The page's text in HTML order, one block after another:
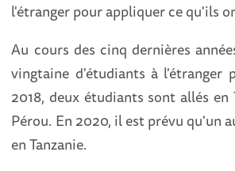
l'étranger pour appliquer ce qu'ils
Au cours des cinq dernières
vingtaine d'étudiants à l'étranger
2018, deux étudiants sont allés en
Pérou. En 2020, il est prévu qu'un
en Tanzanie.